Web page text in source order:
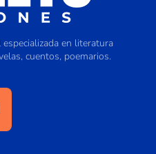
en literatura
cuentos, poemarios.